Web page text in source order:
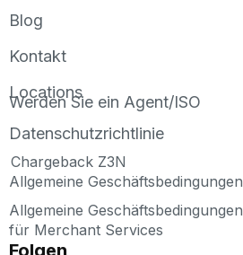
Blog
Kontakt
Locations
Werden Sie ein Agent/ISO
Datenschutzrichtlinie
Chargeback Z3N
Allgemeine Geschäftsbedingungen
Allgemeine Geschäftsbedingungen
für Merchant Services
Folgen